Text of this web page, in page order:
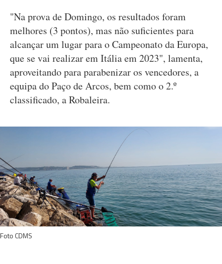
"Na prova de Domingo, os resultados foram
melhores (3 pontos), mas não suficientes para
alcançar um lugar para o Campeonato da Europa,
que se vai realizar em Itália em 2023", lamenta,
aproveitando para parabenizar os vencedores, a
equipa do Paço de Arcos, bem como o 2.º
classificado, a Robaleira.
Foto CDMS